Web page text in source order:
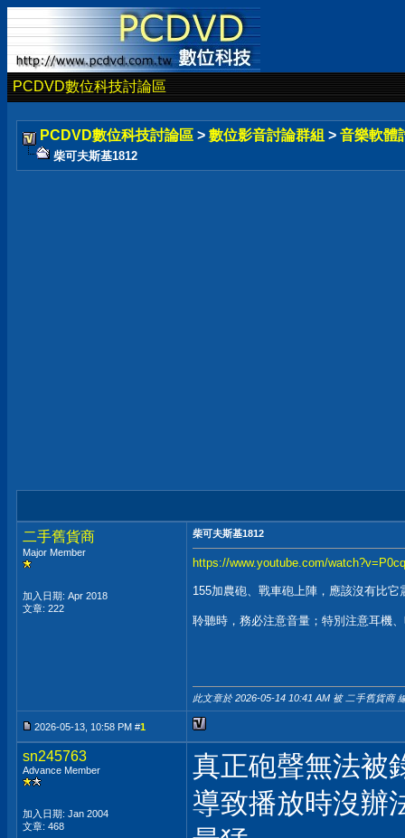
PCDVD數位科技討論區
PCDVD數位科技討論區 > 數位影音討論群組 > 音樂軟體
柴可夫斯基1812
二手舊貨商
Major Member
加入日期: Apr 2018
文章: 222
柴可夫斯基1812
https://www.youtube.com/
155加農砲、戰車砲上陣，應該沒有比它
聆聽時，務必注意音量；特別注意耳機
此文章於 2026-05-14 10:41 AM 被 二手舊貨商
2026-05-13, 10:58 PM #1
sn245763
Advance Member
加入日期: Jan 2004
文章: 468
真正砲聲無法被
導致播放時沒辦